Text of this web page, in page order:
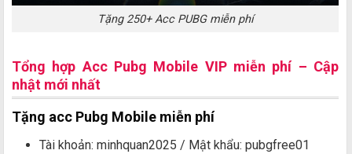
Tặng 250+ Acc PUBG miễn phí
Tổng hợp Acc Pubg Mobile VIP miễn phí – Cập
nhật mới nhất
Tặng acc Pubg Mobile miễn phí
Tài khoản: minhquan2025 / Mật khẩu: pubgfree01